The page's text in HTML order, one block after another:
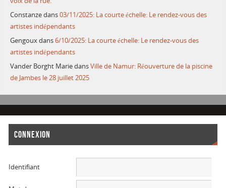
Constanzedans03/11/2025: La courte échelle: Le rendez-vous des
artistes indépendants
Gengouxdans6/10/2025: La courte échelle: Le rendez-vous des
artistes indépendants
Vander Borght MariedansVille de Namur: Réouverture de la piscine
de Jambes le 28 juillet 2025
CONNEXION
Identifiant